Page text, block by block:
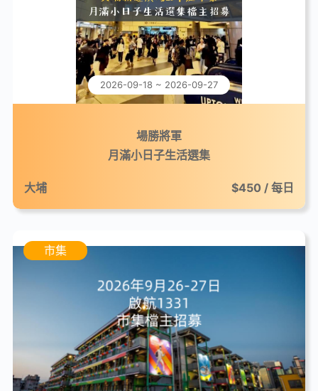
2026-09-18 ~ 2026-09-27
場勝將軍
月滿小日子生活選集
大埔 $450 / 每日
市集